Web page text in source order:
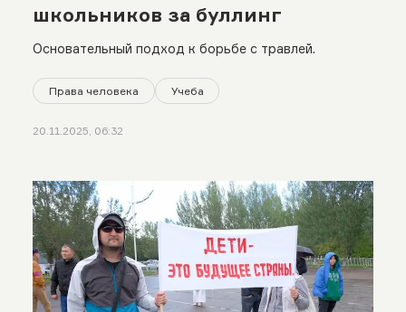
школьников за буллинг
Основательный подход к борьбе с травлей.
Права человека Учеба
20.11.2025, 06:32